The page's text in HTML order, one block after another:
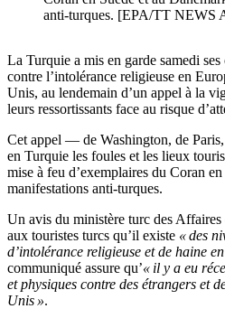
anti-turques. [EPA/TT NEWS
La Turquie a mis en garde samedi
contre l’intolérance religieuse en
Unis, au lendemain d’un appel à la
leurs ressortissants face au risque
Cet appel — de Washington, de
en Turquie les foules et les lieux
mise à feu d’exemplaires du Coran
manifestations anti-turques.
Un avis du ministère turc des
aux touristes turcs qu’il existe « des
d’intolérance religieuse et de haine
communiqué assure qu’« il y a eu
et physiques contre des étrangers et
Unis ».